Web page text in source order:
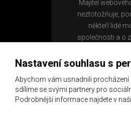
Majitel
neztotožňuje,
někteří lidé
společnosti a o
Nastavení souhlasu s
Abychom vám usnadnili
sdílíme se svými partnery pro
Podrobnější informace najdete v